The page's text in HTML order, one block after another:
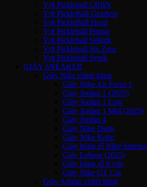
Vợt Pickleball CRBN
Vợt PickleBall Gearbox
Vợt PickleBall Head
Vợt Pickleball Proton
Vợt Pickleball Selkirk
Vợt Pickleball Six Zero
Vợt Pickleball Sypik
GIÀY SNEAKER
Giày Nike chính hãng
Giày Nike Air Force 1
Giày Jordan 1 (2025)
Giày Jordan 1 Low
Giày Jordan 1 Mid (2025)
Giày Jordan 4
Giày Nike Dunk
Giày Nike Kobe
Giày bóng rổ Nike Sabrina
Giày Lebron (2025)
Giày bóng rổ Kyrie
Giày Nike GT Cut
Giày Adidas chính hãng